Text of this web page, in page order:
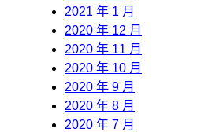
2021 年 1 月
2020 年 12 月
2020 年 11 月
2020 年 10 月
2020 年 9 月
2020 年 8 月
2020 年 7 月